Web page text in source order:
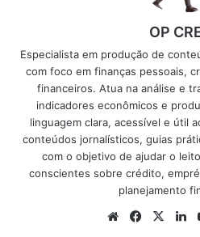
OP
Especialista em produção de
com foco em finanças pessoais,
financeiros. Atua na análise e
indicadores econômicos e
linguagem clara, acessível e útil
conteúdos jornalísticos, guias
com o objetivo de ajudar o
conscientes sobre crédito,
planejamento
WebsiteFacebook
X